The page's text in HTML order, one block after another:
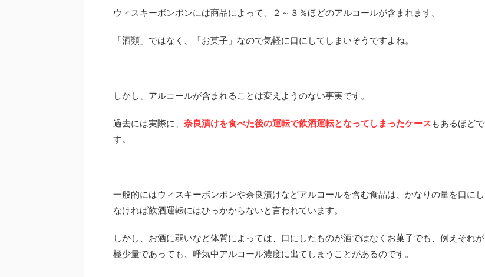
ウィスキーボンボンには商品によって、２～３％ほどのアルコールが含まれます。
「酒類」ではなく、「お菓子」なので気軽に口にしてしまいそうですよね。
しかし、アルコールが含まれることは変えようのない事実です。
過去には実際に、 奈良漬けを食べた後の運転で飲酒運転となってしまったケース もあるほどで
す。
一般的にはウィスキーボンボンや奈良漬けなどアルコールを含む食品は、かなりの量を口にし
なければ飲酒運転にはひっかからないと言われています。
しかし、お酒に弱いなど体質によっては、口にしたものが酒ではなくお菓子でも、例えそれが
極少量であっても、呼気中アルコール濃度に出てしまうことがあるのです。